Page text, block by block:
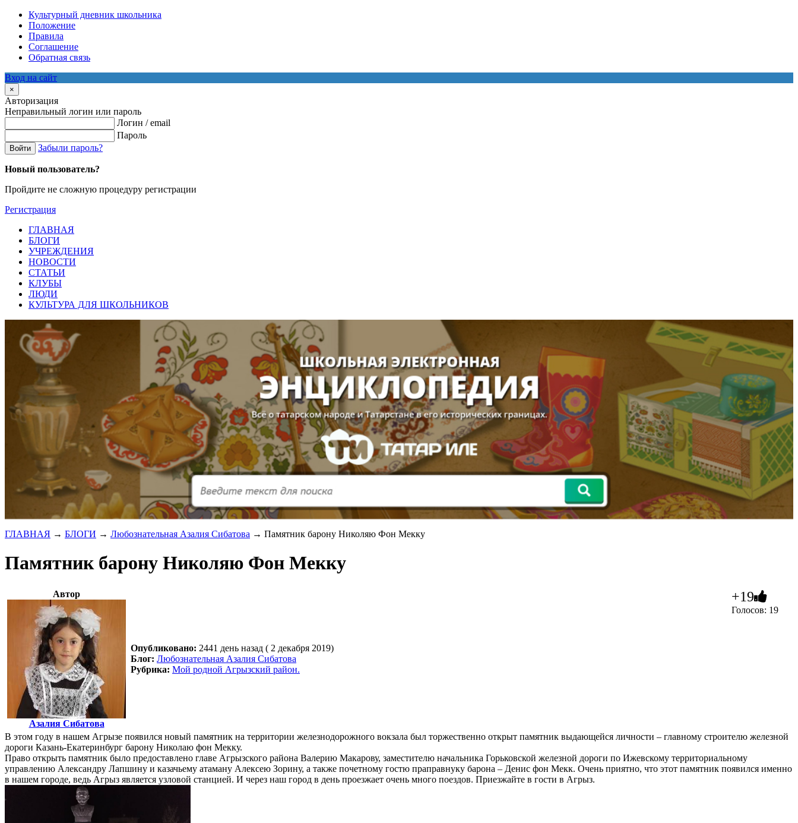
Культурный дневник школьника
Положение
Правила
Соглашение
Обратная связь
Вход на сайт
×
Авторизация
Неправильный логин или пароль
Логин / email
Пароль
Войти Забыли пароль?
Новый пользователь?
Пройдите не сложную процедуру регистрации
Регистрация
ГЛАВНАЯ
БЛОГИ
УЧРЕЖДЕНИЯ
НОВОСТИ
СТАТЬИ
КЛУБЫ
ЛЮДИ
КУЛЬТУРА ДЛЯ ШКОЛЬНИКОВ
ГЛАВНАЯ → БЛОГИ → Любознательная Азалия Сибатова → Памятник барону Николяю Фон Мекку
Памятник барону Николяю Фон Мекку
Автор
Азалия Сибатова
Опубликовано: 2441 день назад ( 2 декабря 2019)
Блог: Любознательная Азалия Сибатова
Рубрика: Мой родной Агрызский район.
+19
Голосов: 19
В этом году в нашем Агрызе появился новый памятник на территории железнодорожного вокзала был торжественно открыт памятник выдающейся личности – главному строителю железной
дороги Казань-Екатеринбург барону Николаю фон Мекку.
Право открыть памятник было предоставлено главе Агрызского района Валерию Макарову, заместителю начальника Горьковской железной дороги по Ижевскому территориальному
управлению Александру Лапшину и казачьему атаману Алексею Зорину, а также почетному гостю праправнуку барона – Денис фон Мекк. Очень приятно, что этот памятник появился именно
в нашем городе, ведь Агрыз является узловой станцией. И через наш город в день проезжает очень много поездов. Приезжайте в гости в Агрыз.